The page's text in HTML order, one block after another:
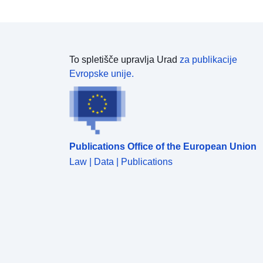
To spletišče upravlja Urad za publikacije
Evropske unije.
Publications Office of the European Union
Law | Data | Publications